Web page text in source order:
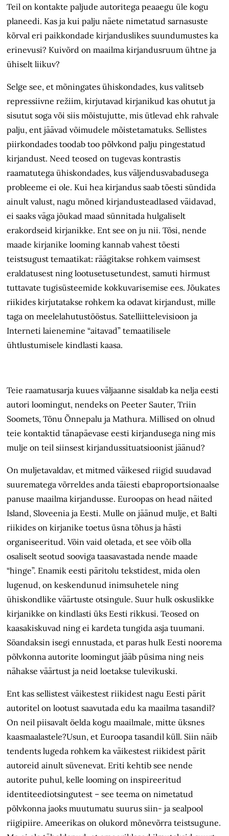
Teil on kontakte paljude autoritega peaaegu üle kogu
planeedi. Kas ja kui palju näete nimetatud sarnasuste
kõrval eri paikkondade kirjanduslikes suundumustes ka
erinevusi? Kuivõrd on maailma kirjandusruum ühtne ja
ühiselt liikuv?
Selge see, et mõningates ühiskondades, kus valitseb
repressiivne režiim, kirjutavad kirjanikud kas ohutut ja
sisutut soga või siis mõistujutte, mis ütlevad ehk rahvale
palju, ent jäävad võimudele mõistetamatuks. Sellistes
piirkondades toodab too põlvkond palju pingestatud
kirjandust. Need teosed on tugevas kontrastis
raamatutega ühiskondades, kus väljendusvabadusega
probleeme ei ole. Kui hea kirjandus saab tõesti sündida
ainult valust, nagu mõned kirjandusteadlased väidavad,
ei saaks väga jõukad maad sünnitada hulgaliselt
erakordseid kirjanikke. Ent see on ju nii. Tõsi, nende
maade kirjanike looming kannab vahest tõesti
teistsugust temaatikat: räägitakse rohkem vaimsest
eraldatusest ning lootusetusetundest, samuti hirmust
tuttavate tugisüsteemide kokkuvarisemise ees. Jõukates
riikides kirjutatakse rohkem ka odavat kirjandust, mille
taga on meelelahutustööstus. Satelliittelevisioon ja
Interneti laienemine “aitavad” temaatilisele
ühtlustumisele kindlasti kaasa.
Teie raamatusarja kuues väljaanne sisaldab ka nelja eesti
autori loomingut, nendeks on Peeter Sauter, Triin
Soomets, Tõnu Õnnepalu ja Mathura. Millised on olnud
teie kontaktid tänapäevase eesti kirjandusega ning mis
mulje on teil siinsest kirjandussituatsioonist jäänud?
On muljetavaldav, et mitmed väikesed riigid suudavad
suurematega võrreldes anda täiesti ebaproportsionaalse
panuse maailma kirjandusse. Euroopas on head näited
Island, Sloveenia ja Eesti. Mulle on jäänud mulje, et Balti
riikides on kirjanike toetus üsna tõhus ja hästi
organiseeritud. Võin vaid oletada, et see võib olla
osaliselt seotud sooviga taasavastada nende maade
“hinge”. Enamik eesti päritolu tekstidest, mida olen
lugenud, on keskendunud inimsuhetele ning
ühiskondlike väärtuste otsingule. Suur hulk oskuslikke
kirjanikke on kindlasti üks Eesti rikkusi. Teosed on
kaasakiskuvad ning ei kardeta tungida asja tuumani.
Söandaksin isegi ennustada, et paras hulk Eesti noorema
põlvkonna autorite loomingut jääb püsima ning neis
nähakse väärtust ja neid loetakse tulevikuski.
Ent kas sellistest väikestest riikidest nagu Eesti pärit
autoritel on lootust saavutada edu ka maailma tasandil?
On neil piisavalt öelda kogu maailmale, mitte üksnes
kaasmaalastele?Usun, et Euroopa tasandil küll. Siin näib
tendents lugeda rohkem ka väikestest riikidest pärit
autoreid ainult süvenevat. Eriti kehtib see nende
autorite puhul, kelle looming on inspireeritud
identiteediotsingutest – see teema on nimetatud
põlvkonna jaoks muutumatu suurus siin- ja sealpool
riigipiire. Ameerikas on olukord mõnevõrra teistsugune.